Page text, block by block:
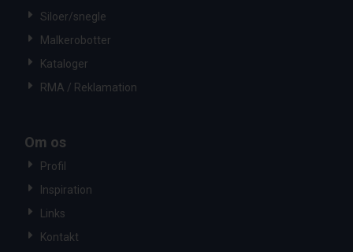
Siloer/snegle
Malkerobotter
Kataloger
RMA / Reklamation
Om os
Profil
Inspiration
Links
Kontakt